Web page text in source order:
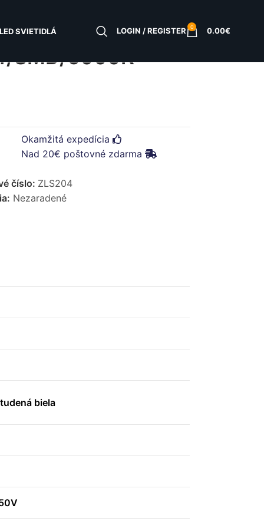
SVIETIDLÁ LOGIN / REGISTER 0 0.00€
SMD/6000K-
Okamžitá expedícia
Nad 20€ poštovné zdarma
číslo: ZLS204
Nezaradené
biela